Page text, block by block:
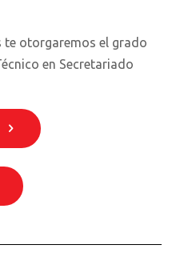
te otorgaremos el grado
en Secretariado